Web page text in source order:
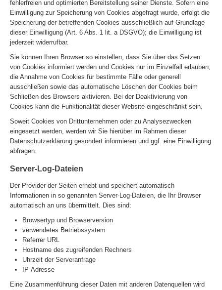
fehlerfreien und optimierten Bereitstellung seiner Dienste. Sofern eine
Einwilligung zur Speicherung von Cookies abgefragt wurde, erfolgt die
Speicherung der betreffenden Cookies ausschließlich auf Grundlage
dieser Einwilligung (Art. 6 Abs. 1 lit. a DSGVO); die Einwilligung ist
jederzeit widerrufbar.
Sie können Ihren Browser so einstellen, dass Sie über das Setzen
von Cookies informiert werden und Cookies nur im Einzelfall erlauben,
die Annahme von Cookies für bestimmte Fälle oder generell
ausschließen sowie das automatische Löschen der Cookies beim
Schließen des Browsers aktivieren. Bei der Deaktivierung von
Cookies kann die Funktionalität dieser Website eingeschränkt sein.
Soweit Cookies von Drittunternehmen oder zu Analysezwecken
eingesetzt werden, werden wir Sie hierüber im Rahmen dieser
Datenschutzerklärung gesondert informieren und ggf. eine Einwilligung
abfragen.
Server-Log-Dateien
Der Provider der Seiten erhebt und speichert automatisch
Informationen in so genannten Server-Log-Dateien, die Ihr Browser
automatisch an uns übermittelt. Dies sind:
Browsertyp und Browserversion
verwendetes Betriebssystem
Referrer URL
Hostname des zugreifenden Rechners
Uhrzeit der Serveranfrage
IP-Adresse
Eine Zusammenführung dieser Daten mit anderen Datenquellen wird